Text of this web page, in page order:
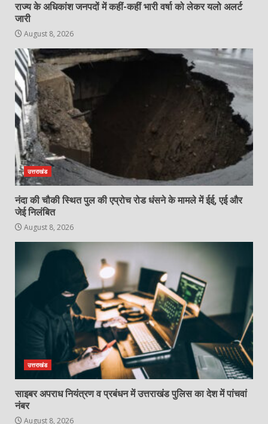
राज्य के अधिकांश जनपदों में कहीं-कहीं भारी वर्षा को लेकर यलो अलर्ट
जारी
August 8, 2026
उत्तराखंड
नंदा की चौकी स्थित पुल की एप्रोच रोड धंसने के मामले में ईई, एई और
जेई निलंबित
August 8, 2026
उत्तराखंड
साइबर अपराध नियंत्रण व प्रबंधन में उत्तराखंड पुलिस का देश में पांचवां
नंबर
August 8, 2026